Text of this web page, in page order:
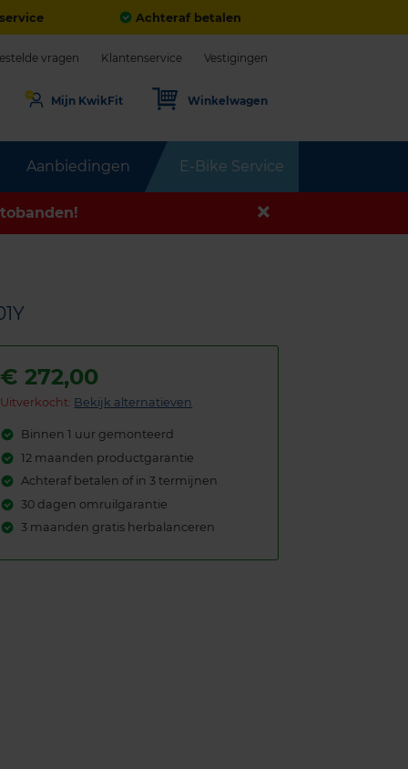
Achteraf betalen
Aanbiedingen E-Bike Service
vragen Klantenservice Vestigingen
Mijn KwikFit Winkelwagen
€272,00
Uitverkocht: Bekijk alternatieven
Binnen 1 uur gemonteerd
12 maanden productgarantie
Achteraf betalen of in 3 termijnen
30 dagen omruilgarantie
3 maanden gratis herbalanceren